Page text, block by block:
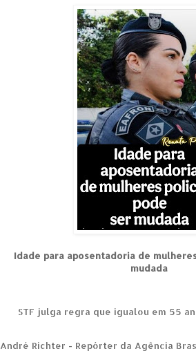
Idade para aposentadoria de
mudada
STF julga regra que igualou em 55
André Richter - Repórter da Agência